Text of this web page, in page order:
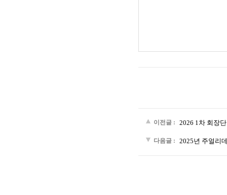
이전글 : 2026 1차 회장
다음글 : 2025년 주얼리